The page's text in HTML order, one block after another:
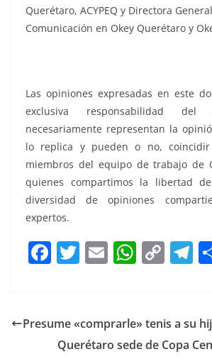
Querétaro, ACYPEQ y Directora
Comunicación en Okey Querétaro y
Las opiniones expresadas en este
exclusiva responsabilidad
necesariamente representan la
lo replica y pueden o no,
miembros del equipo de trabajo de
quienes compartimos la libertad
diversidad de opiniones
expertos.
F
a
e
b
T
w
er
E
m
l
W
h
s
A
C
o
y
Li
T
el
a
Presume «comprarle» tenis a su
Querétaro sede de Copa